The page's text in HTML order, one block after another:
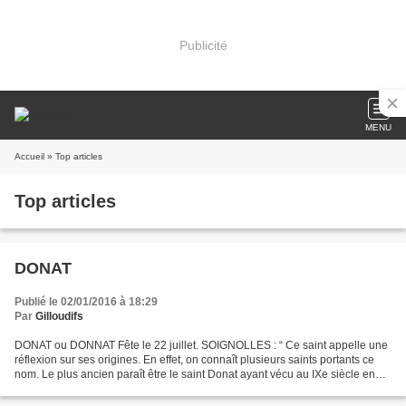
Publicité
MENU
Accueil » Top articles
Top articles
DONAT
Publié le 02/01/2016 à 18:29
Par Gilloudifs
DONAT ou DONNAT Fête le 22 juillet. SOIGNOLLES : “ Ce saint appelle une
réflexion sur ses origines. En effet, on connaît plusieurs saints portants ce
nom. Le plus ancien paraît être le saint Donat ayant vécu au IXe siècle en